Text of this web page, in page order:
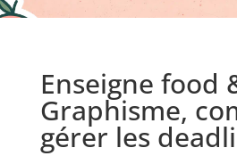
Enseigne food
Graphisme,
gérer les